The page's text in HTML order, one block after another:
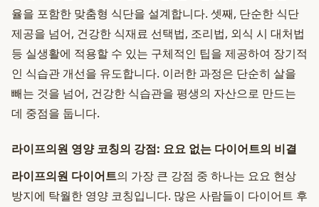
율을 포함한 맞춤형 식단을 설계합니다. 셋째, 단순한 식단
제공을 넘어, 건강한 식재료 선택법, 조리법, 외식 시 대처법
등 실생활에 적용할 수 있는 구체적인 팁을 제공하여 장기적
인 식습관 개선을 유도합니다. 이러한 과정은 단순히 살을
빼는 것을 넘어, 건강한 식습관을 평생의 자산으로 만드는
데 중점을 둡니다.
라이프의원 영양 코칭의 강점: 요요 없는 다이어트의 비결
라이프의원 다이어트의 가장 큰 강점 중 하나는 요요 현상
방지에 탁월한 영양 코칭입니다. 많은 사람들이 다이어트 후